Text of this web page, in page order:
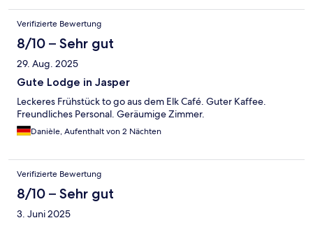
Verifizierte Bewertung
8/10 – Sehr gut
29. Aug. 2025
Gute Lodge in Jasper
Leckeres Frühstück to go aus dem Elk Café. Guter Kaffee.
Freundliches Personal. Geräumige Zimmer.
Danièle, Aufenthalt von 2 Nächten
Verifizierte Bewertung
8/10 – Sehr gut
3. Juni 2025